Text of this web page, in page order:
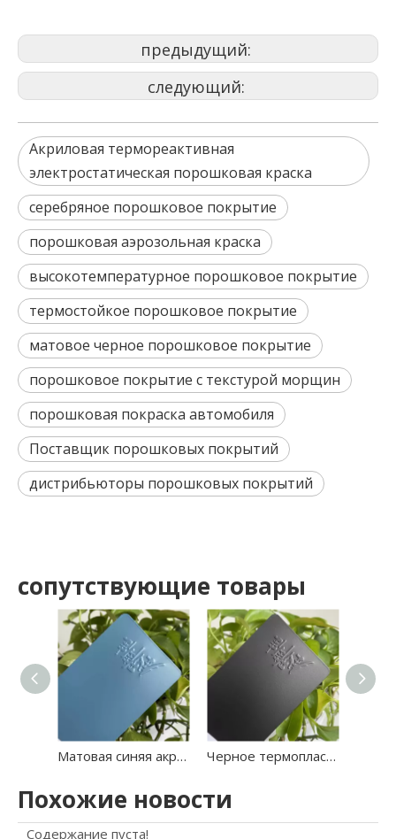
предыдущий:
следующий:
Акриловая термореактивная
электростатическая порошковая краска
серебряное порошковое покрытие
порошковая аэрозольная краска
высокотемпературное порошковое покрытие
термостойкое порошковое покрытие
матовое черное порошковое покрытие
порошковое покрытие с текстурой морщин
порошковая покраска автомобиля
Поставщик порошковых покрытий
дистрибьюторы порошковых покрытий
сопутствующие товары
Матовая синяя акриловая смола с порошковым покрытием Черное термопластичное акриловое порошковое покрытие
Похожие новости
Содержание пуста!